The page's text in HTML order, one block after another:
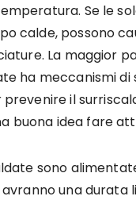
Se le
calde, possono
La maggior
ha meccanismi di
il
buona idea fare
sono
una durata